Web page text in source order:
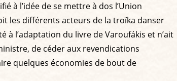
à l’idée de se mettre à dos l’Union
les différents acteurs de la troïka danser
l’adaptation du livre de Varoufákis et n’ait
de céder aux revendications
quelques économies de bout de